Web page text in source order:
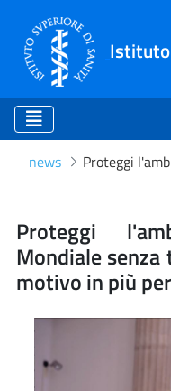
news
Proteggi
Proteggi
Mondiale
motivo in più